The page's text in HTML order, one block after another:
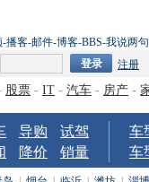
-播客-邮件-博客-BBS-我说两句
注册
股票 - IT - 汽车 - 房产 -
导购
试驾
降价 销量
车
车